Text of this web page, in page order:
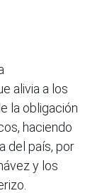
alivia a los
la obligación
haciendo
del país, por
y los